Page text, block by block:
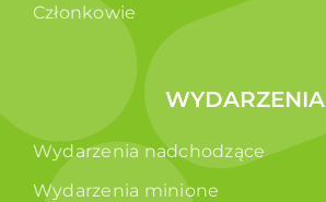
Członkowie
WYDARZENIA
Wydarzenia nadchodzące
Wydarzenia minione